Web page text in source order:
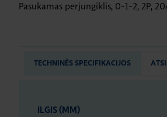
Pasukamas perjungiklis, 0-1-2, 2P,
TECHNINĖS SPECIFIKACIJOS
ILGIS (MM)